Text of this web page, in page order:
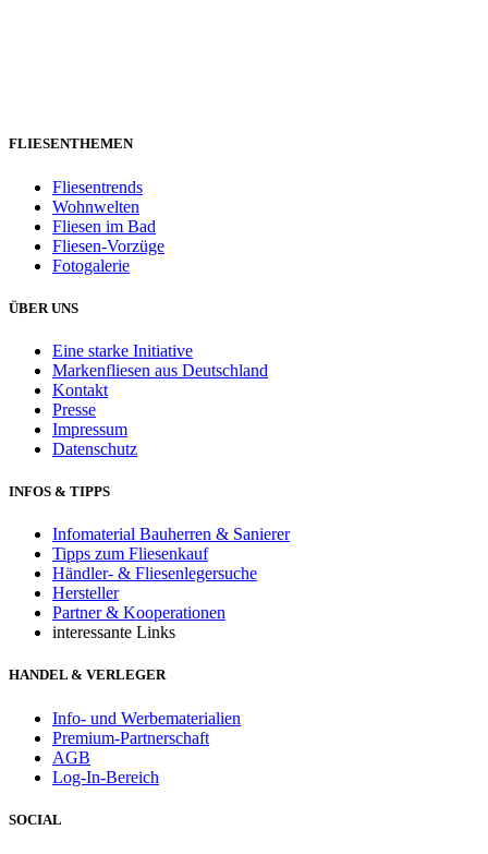
FLIESENTHEMEN
Fliesentrends
Wohnwelten
Fliesen im Bad
Fliesen-Vorzüge
Fotogalerie
ÜBER UNS
Eine starke Initiative
Markenfliesen aus Deutschland
Kontakt
Presse
Impressum
Datenschutz
INFOS & TIPPS
Infomaterial Bauherren & Sanierer
Tipps zum Fliesenkauf
Händler- & Fliesenlegersuche
Hersteller
Partner & Kooperationen
interessante Links
HANDEL & VERLEGER
Info- und Werbematerialien
Premium-Partnerschaft
AGB
Log-In-Bereich
SOCIAL